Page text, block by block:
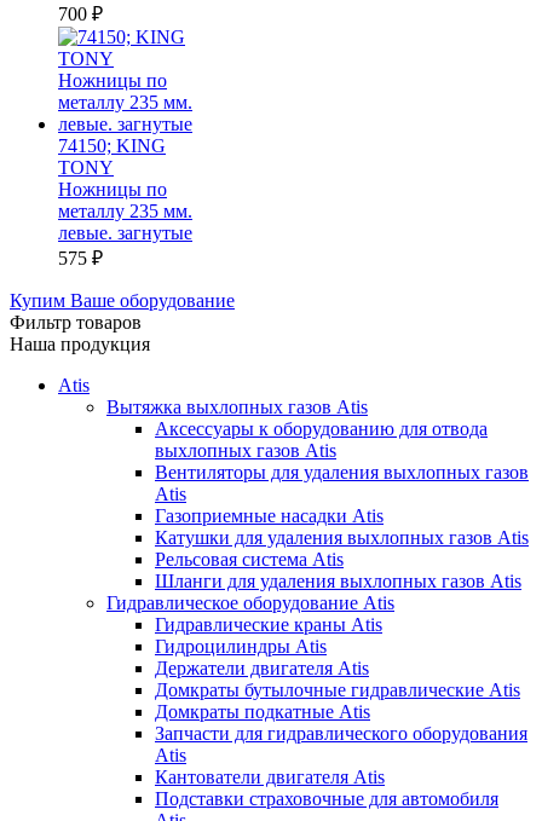
700 ₽
74150; KING
TONY
Ножницы по
металлу 235 мм.
левые. загнутые
575 ₽
Купим Ваше оборудование
Фильтр товаров
Наша продукция
Atis
Вытяжка выхлопных газов Atis
Аксессуары к оборудованию для отвода
выхлопных газов Atis
Вентиляторы для удаления выхлопных газов
Atis
Газоприемные насадки Atis
Катушки для удаления выхлопных газов Atis
Рельсовая система Atis
Шланги для удаления выхлопных газов Atis
Гидравлическое оборудование Atis
Гидравлические краны Atis
Гидроцилиндры Atis
Держатели двигателя Atis
Домкраты бутылочные гидравлические Atis
Домкраты подкатные Atis
Запчасти для гидравлического оборудования
Atis
Кантователи двигателя Atis
Подставки страховочные для автомобиля